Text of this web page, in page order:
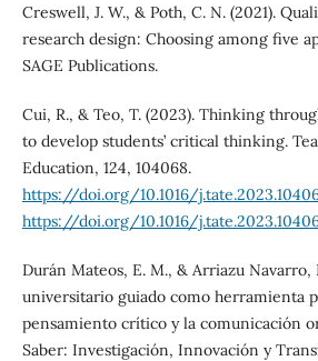
Creswell, J. W., & Poth, C. N. (2021).
research design: Choosing among five
SAGE Publications.
Cui, R., & Teo, T. (2023). Thinking
to develop students’ critical thinking.
Education, 124, 104068.
https://doi.org/10.1016/
https://doi.org/10.1016/
Durán Mateos, E. M., & Arriazu Navarro,
universitario guiado como herramienta
pensamiento crítico y la comunicación
Saber: Investigación, Innovación y